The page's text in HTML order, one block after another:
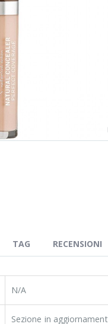
TAG RECENSIONI
N/A
Sezione in